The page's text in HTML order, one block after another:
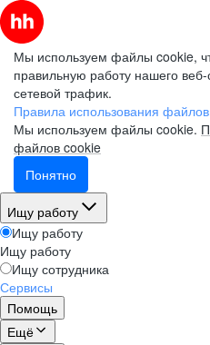
Мы используем файлы cookie,
правильную работу нашего
сетевой трафик.
Правила использования
Мы используем файлы cookie.
файлов cookie
Понятно
Ищу работу
Ищу работу
Ищу работу
Ищу сотрудника
Сервисы
Помощь
Ещё